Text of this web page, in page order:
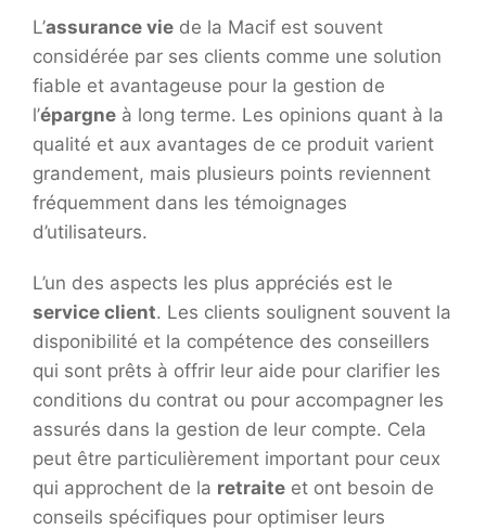
L’assurance vie de la Macif est souvent
considérée par ses clients comme une solution
fiable et avantageuse pour la gestion de
l’épargne à long terme. Les opinions quant à la
qualité et aux avantages de ce produit varient
grandement, mais plusieurs points reviennent
fréquemment dans les témoignages
d’utilisateurs.
L’un des aspects les plus appréciés est le
service client. Les clients soulignent souvent la
disponibilité et la compétence des conseillers
qui sont prêts à offrir leur aide pour clarifier les
conditions du contrat ou pour accompagner les
assurés dans la gestion de leur compte. Cela
peut être particulièrement important pour ceux
qui approchent de la retraite et ont besoin de
conseils spécifiques pour optimiser leurs